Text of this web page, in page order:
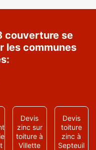
couverture se
les communes
Devis
zinc sur
toiture à
Villette
Devis
toiture
zinc à
Septeuil